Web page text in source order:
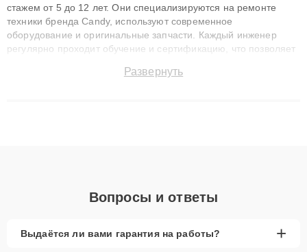
стажем от 5 до 12 лет. Они специализируются на ремонте
техники бренда Candy, используют современное
оборудование и оригинальные запчасти. Каждый инженер
регулярно проходит обучение и сертификацию, что позволяет
технику с сохранением гарантии до 3 лет. Наши мастера
Развернуть
Вопросы и ответы
Выдаётся ли вами гарантия на работы? +